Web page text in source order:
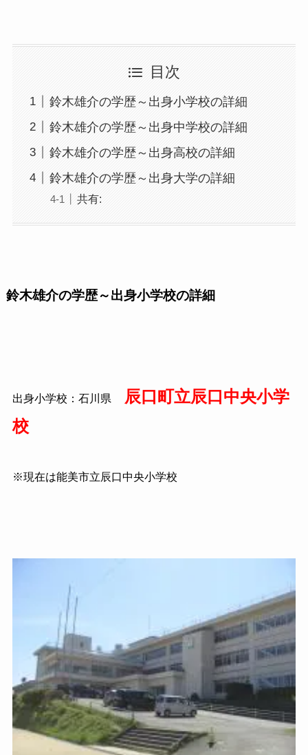
目次
鈴木雄介の学歴～出身小学校の詳細
鈴木雄介の学歴～出身中学校の詳細
鈴木雄介の学歴～出身高校の詳細
鈴木雄介の学歴～出身大学の詳細
共有:
鈴木雄介の学歴～出身小学校の詳細
出身小学校：石川県
辰口町立辰口中央小学
校
※現在は能美市立辰口中央小学校